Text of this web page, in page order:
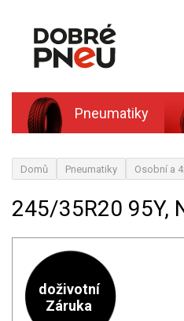
Pneumatiky
Domů Pneumatiky Osobní a
245/35R20 95Y,
doživotní
Záruka